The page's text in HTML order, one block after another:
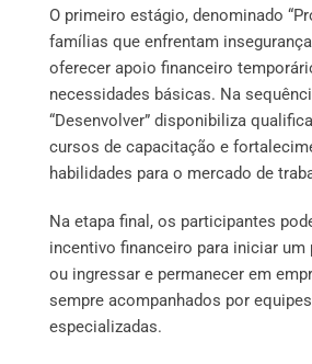
O primeiro estágio, denominado
famílias que enfrentam
oferecer apoio financeiro
necessidades básicas. Na
“Desenvolver” disponibiliza
cursos de capacitação e
habilidades para o mercado de
Na etapa final, os participantes
incentivo financeiro para iniciar um
ou ingressar e permanecer em
sempre acompanhados por
especializadas.